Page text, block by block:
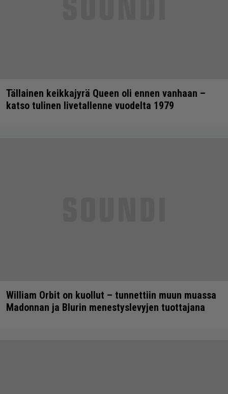
Tällainen keikkajyrä Queen oli ennen vanhaan –
katso tulinen livetallenne vuodelta 1979
William Orbit on kuollut – tunnettiin muun muassa
Madonnan ja Blurin menestyslevyjen tuottajana